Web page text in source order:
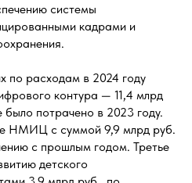
системы
кадрами и
расходам в 2024 году
контура — 11,4 млрд
потрачено в 2023 году.
НМИЦ с суммой 9,9 млрд руб.
с прошлым годом. Третье
детского